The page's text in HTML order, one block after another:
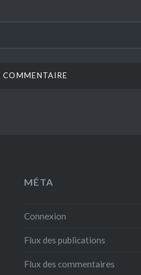
MÉTA
Connexion
Flux des publications
Flux des commentaires